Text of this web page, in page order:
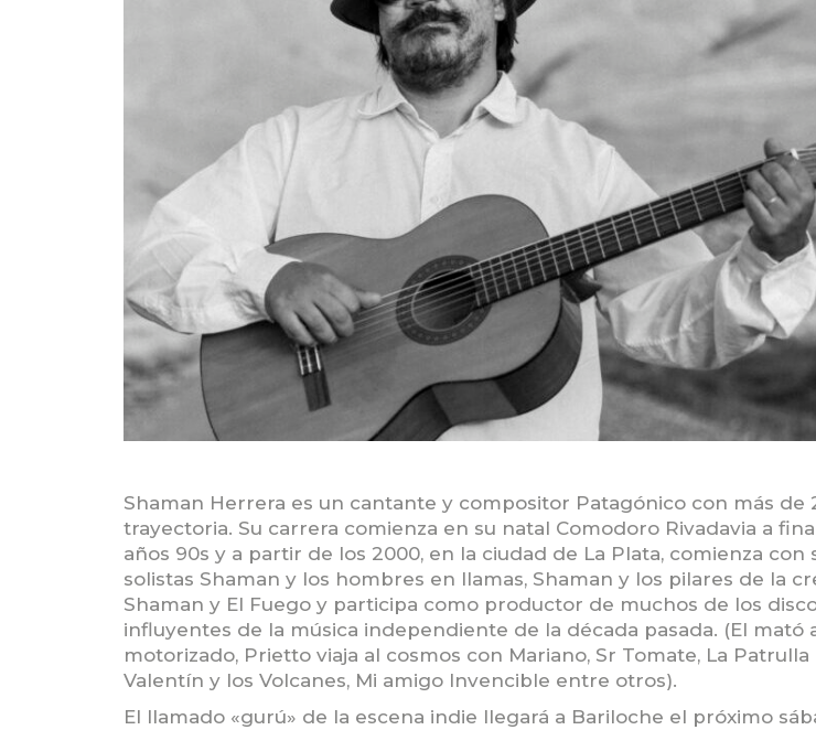
Shaman Herrera es un cantante y compositor Patagónico con más de
trayectoria. Su carrera comienza en su natal Comodoro Rivadavia a
años 90s y a partir de los 2000, en la ciudad de La Plata, comienza con
solistas Shaman y los hombres en llamas, Shaman y los pilares de la
Shaman y El Fuego y participa como productor de muchos de los
influyentes de la música independiente de la década pasada. (El mató
motorizado, Prietto viaja al cosmos con Mariano, Sr Tomate, La Patrulla
Valentín y los Volcanes, Mi amigo Invencible entre otros).
El llamado «gurú» de la escena indie llegará a Bariloche el próximo